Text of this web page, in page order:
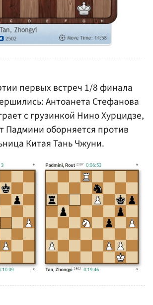
первых встреч 1/8 финала
Антоанета Стефанова
с грузинкой Нино Хурцидзе,
Падмини оборняется против
Китая Тань Чжуни.